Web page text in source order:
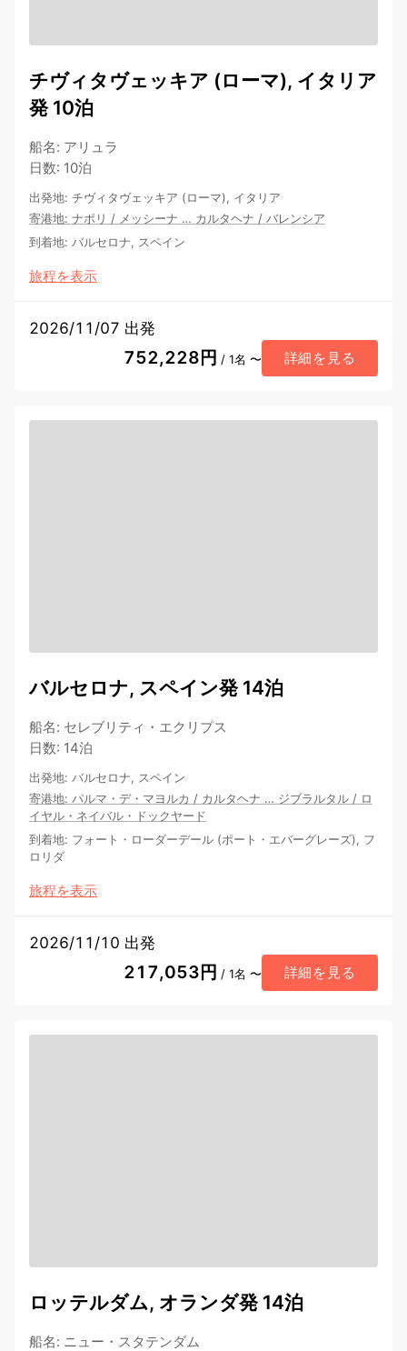
チヴィタヴェッキア (ローマ), イタリア
発 10泊
船名: アリュラ
日数: 10泊
出発地: チヴィタヴェッキア (ローマ), イタリア
寄港地: ナポリ / メッシーナ … カルタヘナ / バレンシア
到着地: バルセロナ, スペイン
旅程を表示
2026/11/07 出発
752,228円 / 1名 〜 詳細を見る
バルセロナ, スペイン発 14泊
船名: セレブリティ・エクリプス
日数: 14泊
出発地: バルセロナ, スペイン
寄港地: パルマ・デ・マヨルカ / カルタヘナ … ジブラルタル / ロ
イヤル・ネイバル・ドックヤード
到着地: フォート・ローダーデール (ポート・エバーグレーズ), フ
ロリダ
旅程を表示
2026/11/10 出発
217,053円 / 1名 〜 詳細を見る
ロッテルダム, オランダ発 14泊
船名: ニュー・スタテンダム